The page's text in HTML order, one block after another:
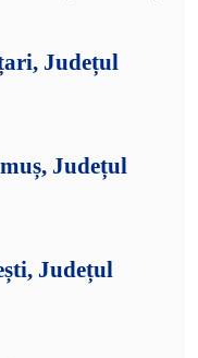
Județul
Județul
Județul